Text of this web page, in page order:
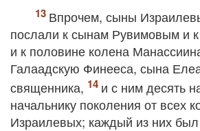
Впрочем, сыны
послали к сынам Рувимовым и
и к половине колена
Галаадскую Финееса, сына
священника,
и с ним десять
начальнику поколения от всех
Израилевых; каждый из них